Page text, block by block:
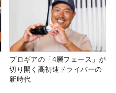
プロギアの「4層フェース」が
切り開く高初速ドライバーの
新時代